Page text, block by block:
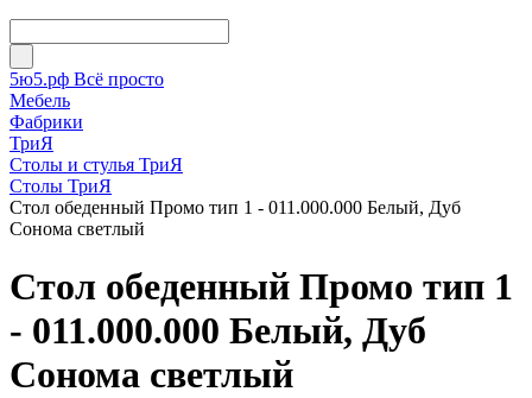
5ю5.рф Всё просто
Мебель
Фабрики
ТриЯ
Столы и стулья ТриЯ
Столы ТриЯ
Стол обеденный Промо тип 1 - 011.000.000 Белый, Дуб
Сонома светлый
Стол обеденный Промо тип 1
- 011.000.000 Белый, Дуб
Сонома светлый